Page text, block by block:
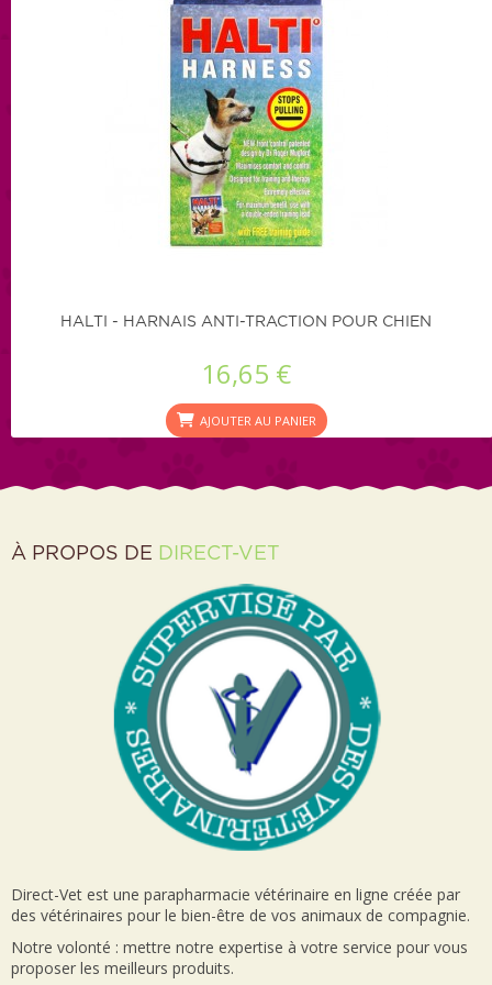
HALTI - HARNAIS ANTI-TRACTION POUR CHIEN
16,65 €
AJOUTER AU PANIER
À PROPOS DE DIRECT-VET
Direct-Vet est une parapharmacie vétérinaire en ligne créée par
des vétérinaires pour le bien-être de vos animaux de compagnie.
Notre volonté : mettre notre expertise à votre service pour vous
proposer les meilleurs produits.